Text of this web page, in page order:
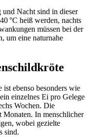
und Nacht sind in dieser
°C heiß werden, nachts
müssen bei der
um eine naturnahe
ebenso besonders wie
einzelnes Ei pro Gelege
Wochen. Die
Monaten. In menschlicher
wobei gezielte
sind.